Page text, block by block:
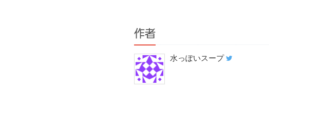
作者
水っぽいスープ